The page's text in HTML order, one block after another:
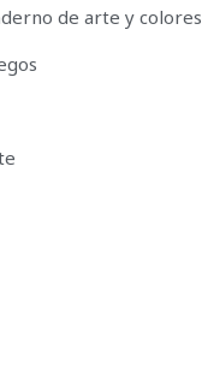
de arte y colores